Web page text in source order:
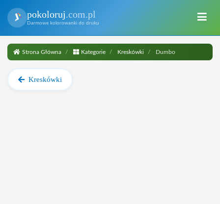
pokoloruj.com.pl
Darmowe kolorowanki do druku
Strona Główna Kategorie Kreskówki Dumbo
Kreskówki